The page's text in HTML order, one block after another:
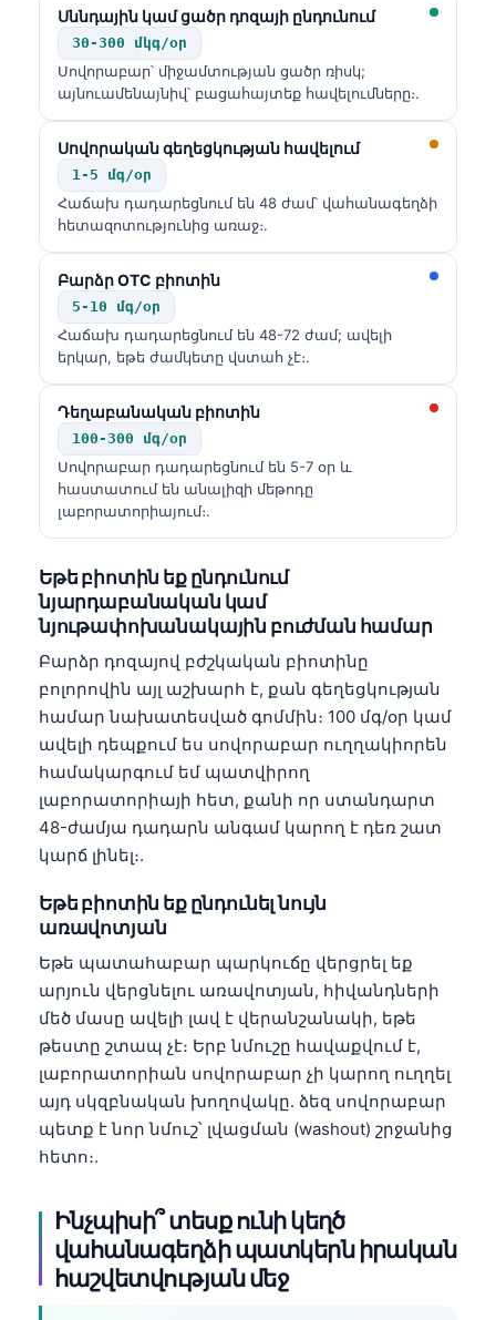
Սննդային կամ ցածր դոզայի ընդունում
30-300 մկգ/օր
Սովորաբար՝ միջամտության ցածր ռիսկ;
այնուամենայնիվ՝ բացահայտեք հավելումները։.
Սովորական գեղեցկության հավելում
1-5 մգ/օր
Հաճախ դադարեցնում են 48 ժամ՝ վահանագեղձի
հետազոտությունից առաջ։.
Բարձր OTC բիոտին
5-10 մգ/օր
Հաճախ դադարեցնում են 48-72 ժամ; ավելի
երկար, եթե ժամկետը վստահ չէ։.
Դեղաբանական բիոտին
100-300 մգ/օր
Սովորաբար դադարեցնում են 5-7 օր և
հաստատում են անալիզի մեթոդը
լաբորատորիայում։.
Եթե բիոտին եք ընդունում
նյարդաբանական կամ
նյութափոխանակային բուժման համար
Բարձր դոզայով բժշկական բիոտինը
բոլորովին այլ աշխարհ է, քան գեղեցկության
համար նախատեսված գոմմին։ 100 մգ/օր կամ
ավելի դեպքում ես սովորաբար ուղղակիորեն
համակարգում եմ պատվիրող
լաբորատորիայի հետ, քանի որ ստանդարտ
48-ժամյա դադարն անգամ կարող է դեռ շատ
կարճ լինել։.
Եթե բիոտին եք ընդունել նույն
առավոտյան
Եթե պատահաբար պարկուճը վերցրել եք
արյուն վերցնելու առավոտյան, հիվանդների
մեծ մասը ավելի լավ է վերանշանակի, եթե
թեստը շտապ չէ։ Երբ նմուշը հավաքվում է,
լաբորատորիան սովորաբար չի կարող ուղղել
այդ սկզբնական խողովակը․ ձեզ սովորաբար
պետք է նոր նմուշ՝ լվացման (washout) շրջանից
հետո։.
Ինչպիսի՞ տեսք ունի կեղծ
վահանագեղձի պատկերն իրական
հաշվետվության մեջ
Қазақ тілі
Suomi
Slovenčina
كوردی‎
پښتو
سنڌي
සිංහල
অসমীয়া
Galego
Latviešu valoda
Македонски јазик
Euskara
Gàidhlig
Occitan
العربية المغربية
Afrikaans
ພາສາລາວ
Basa Jawa
Cebuano
ئۇيغۇرچە
Кыргызча
Татар теле
Беларуская мова
Esperanto
Frysk
Ślōnskŏ gŏdka